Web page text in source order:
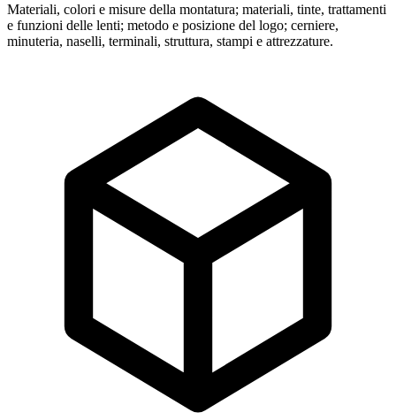
Materiali, colori e misure della montatura; materiali, tinte, trattamenti
e funzioni delle lenti; metodo e posizione del logo; cerniere,
minuteria, naselli, terminali, struttura, stampi e attrezzature.